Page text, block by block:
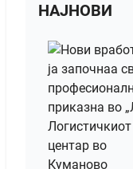
НАЈНОВИ